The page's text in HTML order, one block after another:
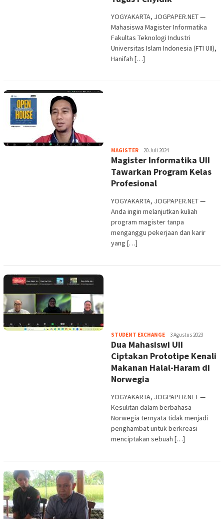
YOGYAKARTA, JOGPAPER.NET —
Mahasiswa Magister Informatika
Fakultas Teknologi Industri
Universitas Islam Indonesia (FTI UII),
Hanifah […]
MAGISTERHeri
Purwata
20 Juli 2024
Magister Informatika UII
Tawarkan Program Kelas
Profesional
YOGYAKARTA, JOGPAPER.NET —
Anda ingin melanjutkan kuliah
program magister tanpa
menganggu pekerjaan dan karir
yang […]
STUDENT EXCHANGEHeri
Purwata
3 Agustus 2023
Dua Mahasiswi UII
Ciptakan Prototipe Kenali
Makanan Halal-Haram di
Norwegia
YOGYAKARTA, JOGPAPER.NET —
Kesulitan dalam berbahasa
Norwegia ternyata tidak menjadi
penghambat untuk berkreasi
menciptakan sebuah […]